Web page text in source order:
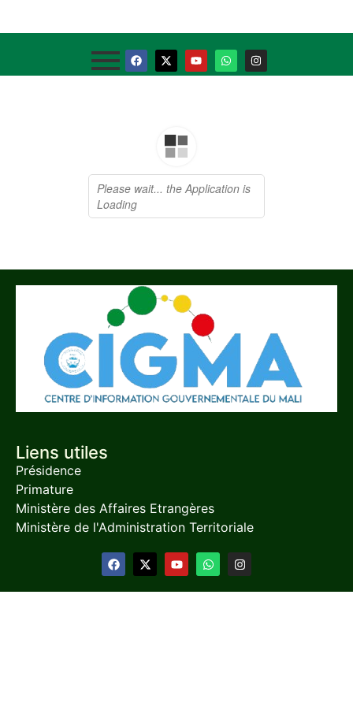
Liens utiles
Présidence
Primature
Ministère des Affaires Etrangères
Ministère de l'Administration Territoriale